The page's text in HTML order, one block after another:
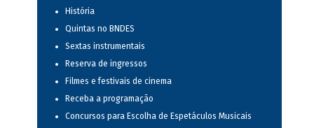
História
Quintas no BNDES
Sextas instrumentais
Reserva de ingressos
Filmes e festivais de cinema
Receba a programação
Concursos para Escolha de Espetáculos Musicais